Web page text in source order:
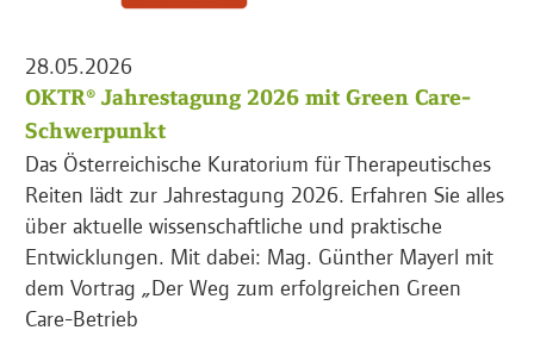
28.05.2026
OKTR® Jahrestagung 2026 mit Green Care-
Schwerpunkt
Das Österreichische Kuratorium für Therapeutisches
Reiten lädt zur Jahrestagung 2026. Erfahren Sie alles
über aktuelle wissenschaftliche und praktische
Entwicklungen. Mit dabei: Mag. Günther Mayerl mit
dem Vortrag „Der Weg zum erfolgreichen Green
Care-Betrieb